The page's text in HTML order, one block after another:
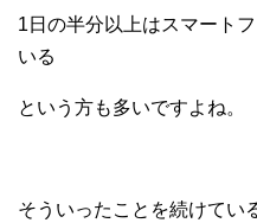
1日の半分以上はスマート
いる
という方も多いですよね。
そういったことを続けてい